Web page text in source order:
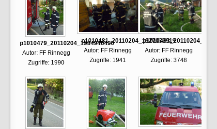
p1010479_20110204_1984946490
Autor: FF Rinnegg
Zugriffe: 1990
p1010481_20110204_1927033919
Autor: FF Rinnegg
Zugriffe: 1941
Autor: FF Rinnegg
Zugriffe: 3748